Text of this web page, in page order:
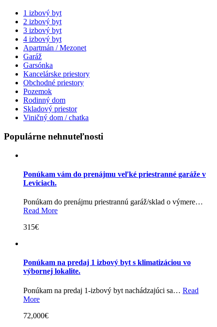
1 izbový byt
2 izbový byt
3 izbový byt
4 izbový byt
Apartmán / Mezonet
Garáž
Garsónka
Kancelárske priestory
Obchodné priestory
Pozemok
Rodinný dom
Skladový priestor
Viničný dom / chatka
Populárne nehnuteľnosti
Ponúkam vám do prenájmu veľké priestranné garáže v
Leviciach.
Ponúkam do prenájmu priestrannú garáž/sklad o výmere…
Read More
315€
Ponúkam na predaj 1 izbový byt s klimatizáciou vo
výbornej lokalite.
Ponúkam na predaj 1-izbový byt nachádzajúci sa… Read
More
72,000€